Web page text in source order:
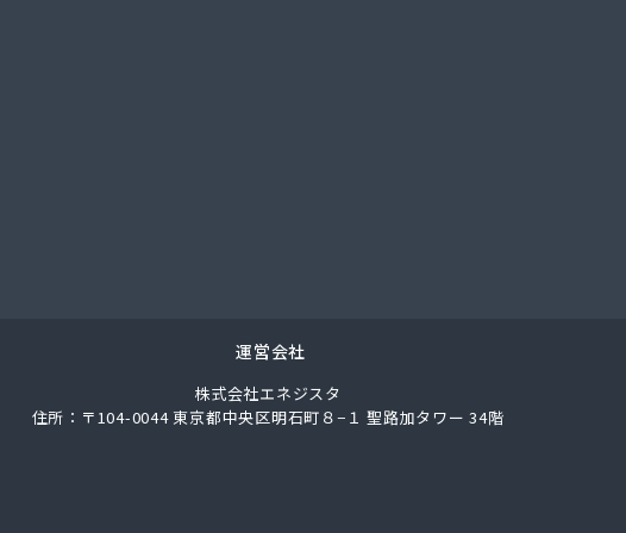
ミヤレン
運営会社
株式会社エネジスタ
住所：〒104-0044 東京都中央区明石町８−１ 聖路加タワー 34階